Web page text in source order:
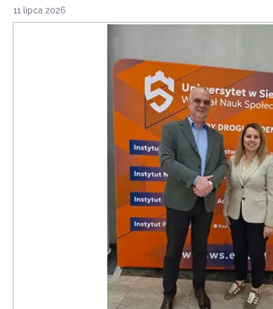
11 lipca 2026